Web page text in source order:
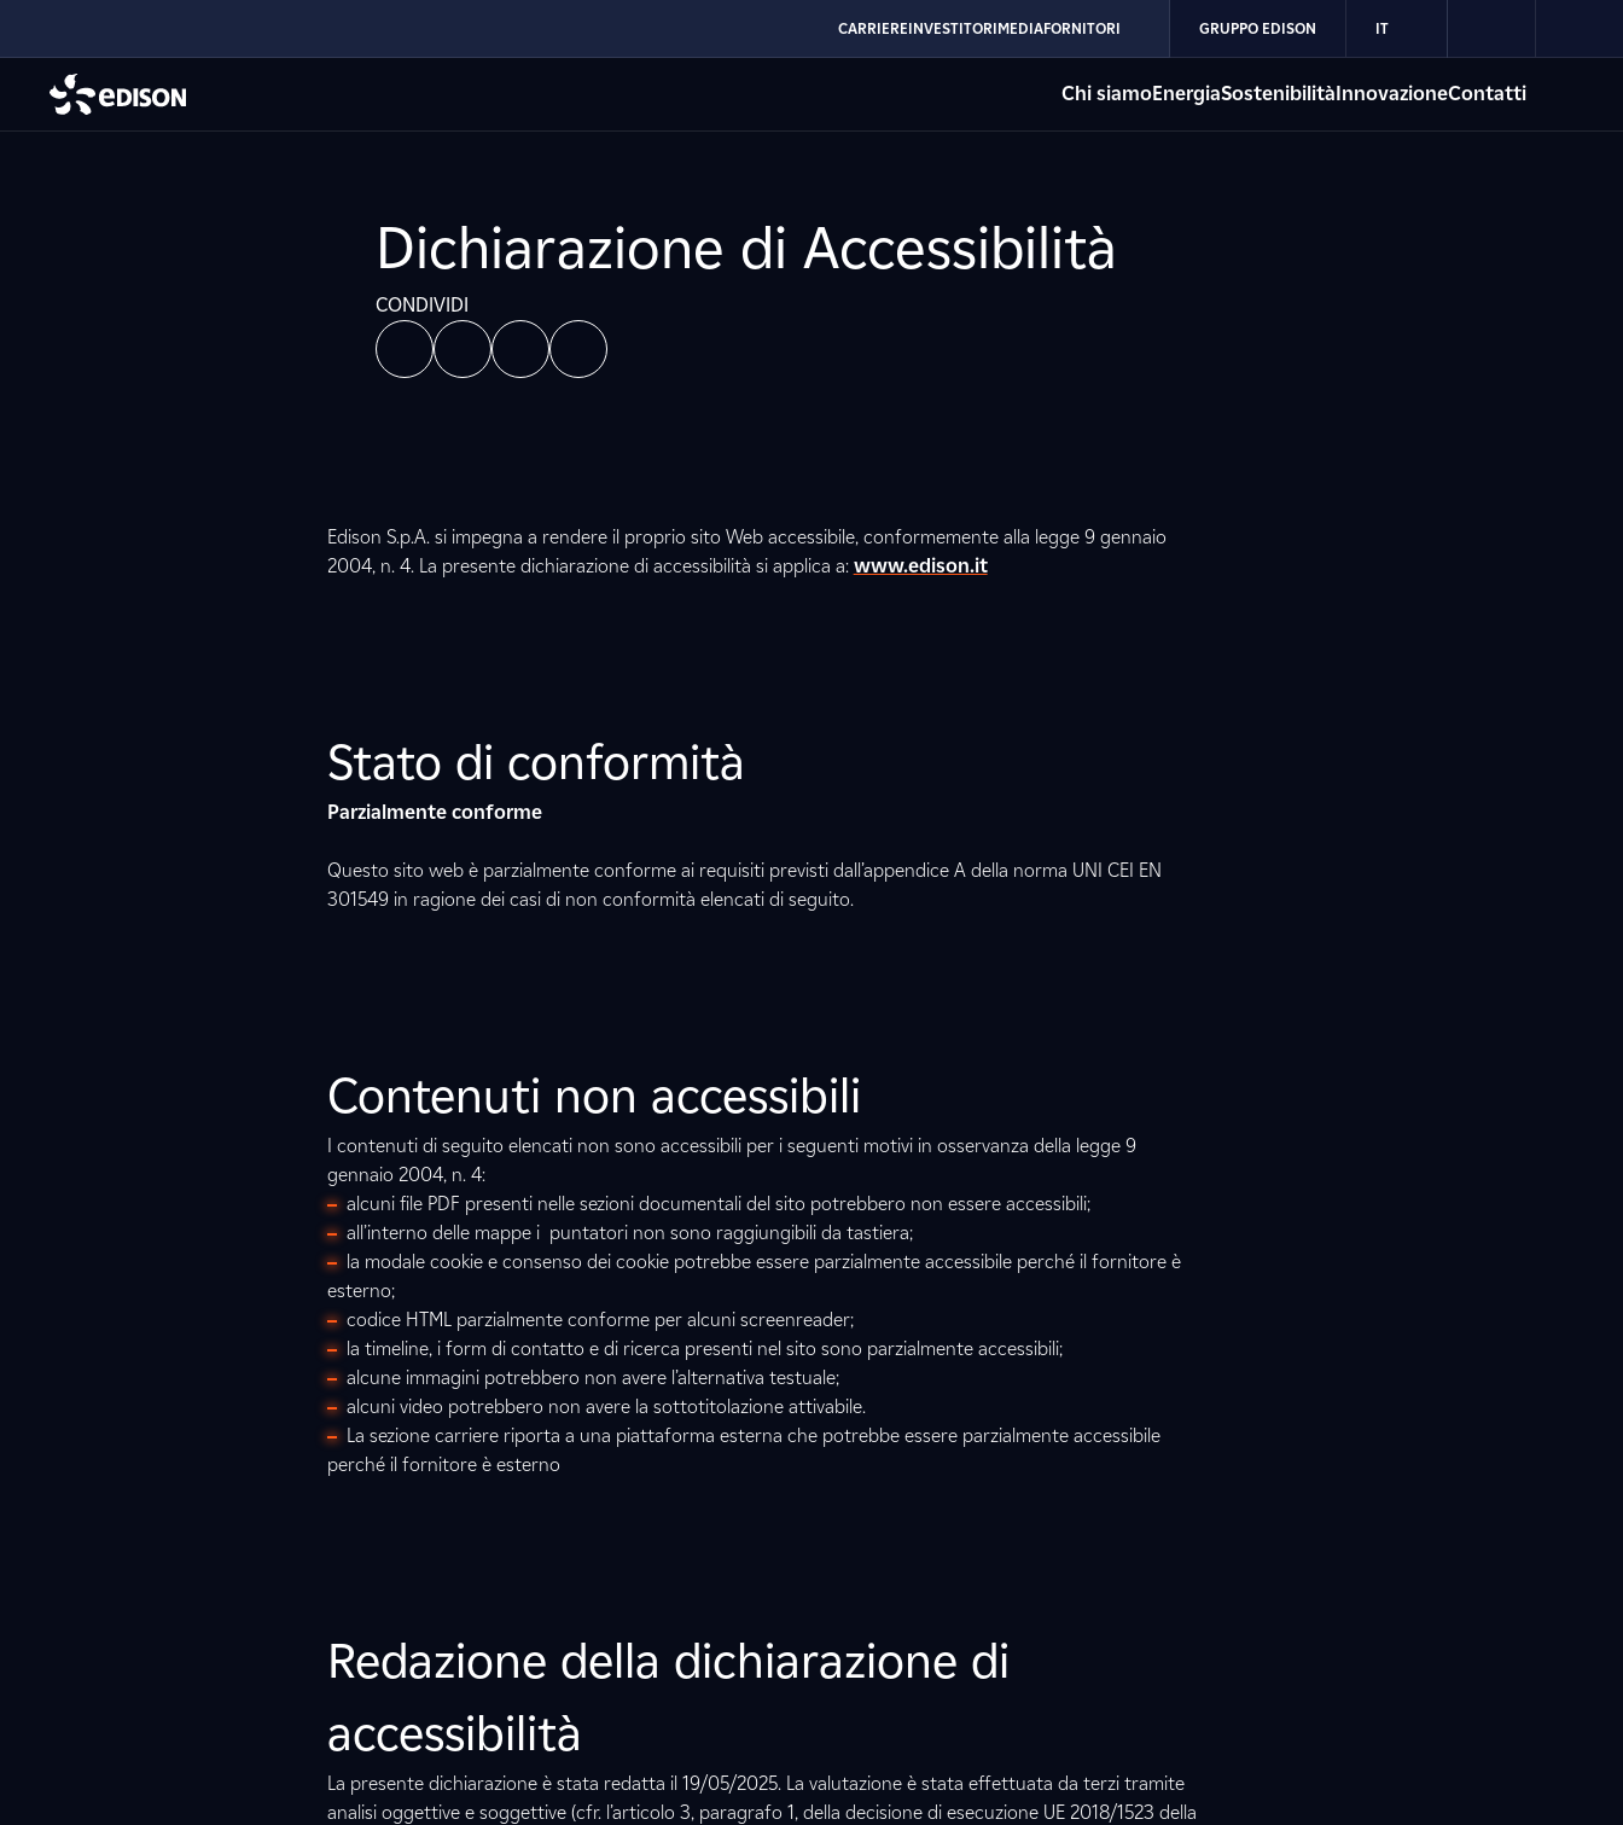
CARRIEREINVESTITORIMEDIAFORNITORI GRUPPO EDISON IT
Chi siamoEnergiaSostenibilitàInnovazioneContatti
Dichiarazione di Accessibilità
CONDIVIDI
Edison S.p.A. si impegna a rendere il proprio sito Web accessibile, conformemente alla legge 9 gennaio
2004, n. 4. La presente dichiarazione di accessibilità si applica a: www.edison.it
Stato di conformità
Parzialmente conforme
Questo sito web è parzialmente conforme ai requisiti previsti dall’appendice A della norma UNI CEI EN
301549 in ragione dei casi di non conformità elencati di seguito.
Contenuti non accessibili
I contenuti di seguito elencati non sono accessibili per i seguenti motivi in osservanza della legge 9
gennaio 2004, n. 4:
alcuni file PDF presenti nelle sezioni documentali del sito potrebbero non essere accessibili;
all’interno delle mappe i puntatori non sono raggiungibili da tastiera;
la modale cookie e consenso dei cookie potrebbe essere parzialmente accessibile perché il fornitore è
esterno;
codice HTML parzialmente conforme per alcuni screenreader;
la timeline, i form di contatto e di ricerca presenti nel sito sono parzialmente accessibili;
alcune immagini potrebbero non avere l’alternativa testuale;
alcuni video potrebbero non avere la sottotitolazione attivabile.
La sezione carriere riporta a una piattaforma esterna che potrebbe essere parzialmente accessibile
perché il fornitore è esterno
Redazione della dichiarazione di
accessibilità
La presente dichiarazione è stata redatta il 19/05/2025. La valutazione è stata effettuata da terzi tramite
analisi oggettive e soggettive (cfr. l’articolo 3, paragrafo 1, della decisione di esecuzione UE 2018/1523 della